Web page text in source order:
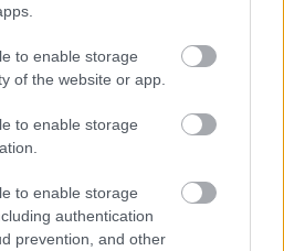
to enable storage
of the website or app.
to enable storage
to enable storage
authentication
prevention, and other
MŰVÉSZETEK VÖLGYE